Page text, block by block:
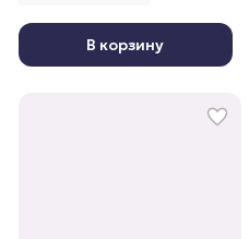
В корзину